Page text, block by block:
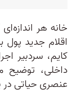
خانه هر
اقلام جدید
داخلی، توضیح
عنصری حیاتی